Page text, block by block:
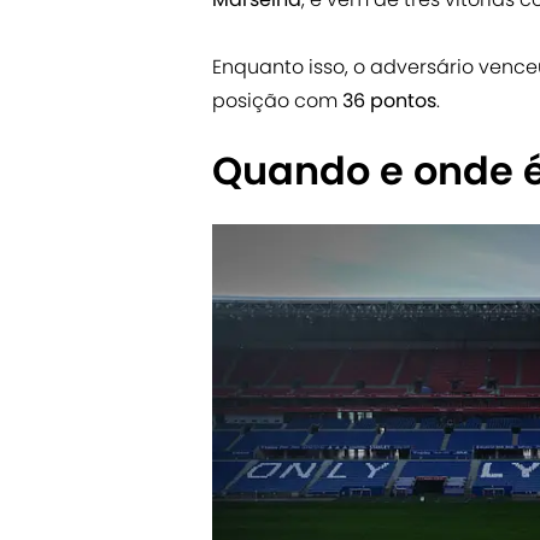
Enquanto isso, o adversário
posição com 36 pontos.
Quando e onde